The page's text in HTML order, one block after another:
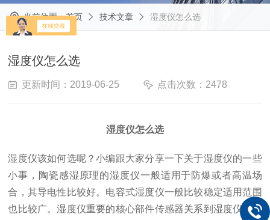
当前位置：首页 技术文章 湿度仪怎么选
湿度仪怎么选
更新时间：2019-06-25 点击次数：2478
湿度仪怎么选
湿度仪该如何选呢？小编跟大家分享一下关于湿度仪的一些
小事，陶瓷感湿原理的湿度仪一般适用于防爆或者高温场
合，其导电性比较好。电容式湿度仪一般比较稳定适用范围
也比较广。湿度仪重要的核心部件传感器关系到湿度仪的寿